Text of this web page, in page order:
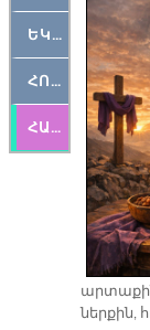
ԵԿԵՂԵՑԱԿԱՆ
ՀՈԳԵՄՏԱՒՈՐ
ՀԱՐԹԱԿ
ներքին,